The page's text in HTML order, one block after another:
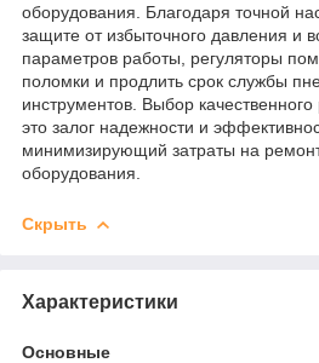
оборудования. Благодаря точной
защите от избыточного давления и
параметров работы, регуляторы
поломки и продлить срок службы
инструментов. Выбор
это залог надежности и
минимизирующий затраты на
оборудования.
Скрыть
Характеристики
Основные